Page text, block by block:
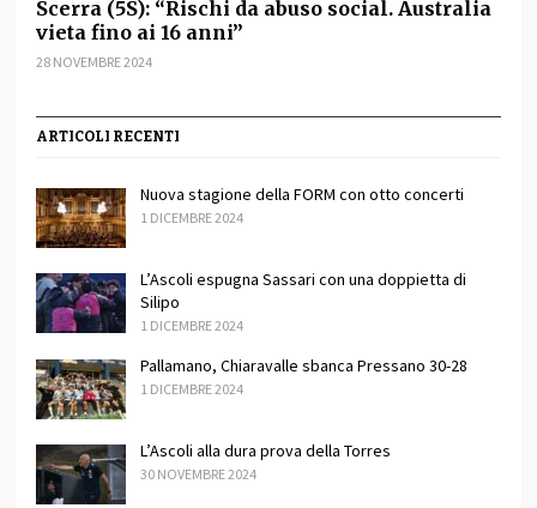
Scerra (5S): “Rischi da abuso social. Australia
vieta fino ai 16 anni”
28 NOVEMBRE 2024
ARTICOLI RECENTI
Nuova stagione della FORM con otto concerti
1 DICEMBRE 2024
L’Ascoli espugna Sassari con una doppietta di
Silipo
1 DICEMBRE 2024
Pallamano, Chiaravalle sbanca Pressano 30-28
1 DICEMBRE 2024
L’Ascoli alla dura prova della Torres
30 NOVEMBRE 2024